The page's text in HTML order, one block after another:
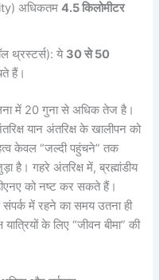
अधिकतम4.5 किलोमीटर
थ्रस्टर्स): ये 30 से 50
हैं।
में 20 गुना से अधिक तेज है।
यान अंतरिक्ष के खालीपन को
केवल “जल्दी पहुंचने” तक
है। गहरे अंतरिक्ष में, ब्रह्मांडीय
को नष्ट कर सकते हैं।
संपर्क में रहने का समय उतना ही
के लिए “जीवन बीमा” की